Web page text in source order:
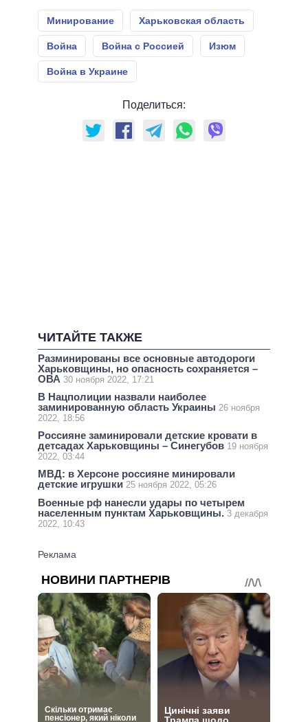
Минирование Харьковская область
Война Война с Россией Изюм
Война в Украине
Поделиться:
ЧИТАЙТЕ ТАКЖЕ
Разминированы все основные автодороги
Харьковщины, но опасность сохраняется –
ОВА 30 ноября 2022, 17:21
В Нацполиции назвали наиболее
заминированную область Украины 26 ноября
2022, 18:56
Россияне заминировали детские кровати в
детсадах Харьковщины – Синегубов 19 ноября
2022, 03:44
МВД: в Херсоне россияне минировали
детские игрушки 25 ноября 2022, 05:26
Военные рф нанесли удары по четырем
населенным пунктам Харьковщины. 3 декабря
2022, 10:43